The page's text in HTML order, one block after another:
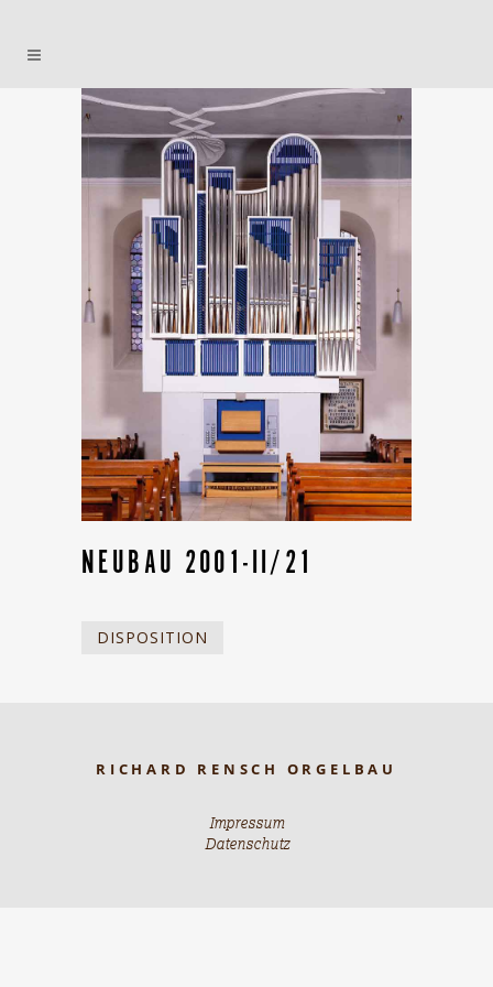
NEUBAU 2001-II/21
DISPOSITION
RICHARD RENSCH ORGELBAU
Impressum
Datenschutz